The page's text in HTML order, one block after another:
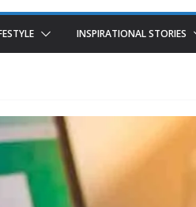
INSPIRATIONAL STORIES